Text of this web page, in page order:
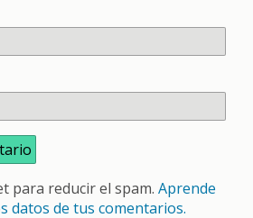
para reducir el spam. Aprende
datos de tus comentarios.